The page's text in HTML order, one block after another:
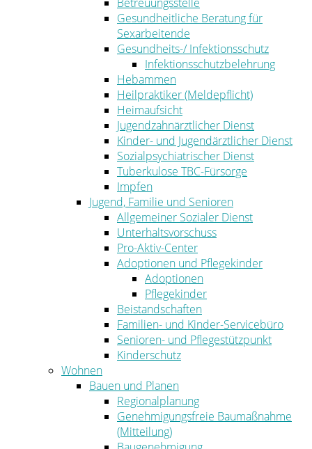
Gesundheitliche Beratung für
Sexarbeitende
Gesundheits-/ Infektionsschutz
Infektionsschutzbelehrung
Hebammen
Heilpraktiker (Meldepflicht)
Heimaufsicht
Jugendzahnärztlicher Dienst
Kinder- und Jugendärztlicher Dienst
Sozialpsychiatrischer Dienst
Tuberkulose TBC-Fürsorge
Impfen
Jugend, Familie und Senioren
Allgemeiner Sozialer Dienst
Unterhaltsvorschuss
Pro-Aktiv-Center
Adoptionen und Pflegekinder
Adoptionen
Pflegekinder
Beistandschaften
Familien- und Kinder-Servicebüro
Senioren- und Pflegestützpunkt
Kinderschutz
Wohnen
Bauen und Planen
Regionalplanung
Genehmigungsfreie Baumaßnahme
(Mitteilung)